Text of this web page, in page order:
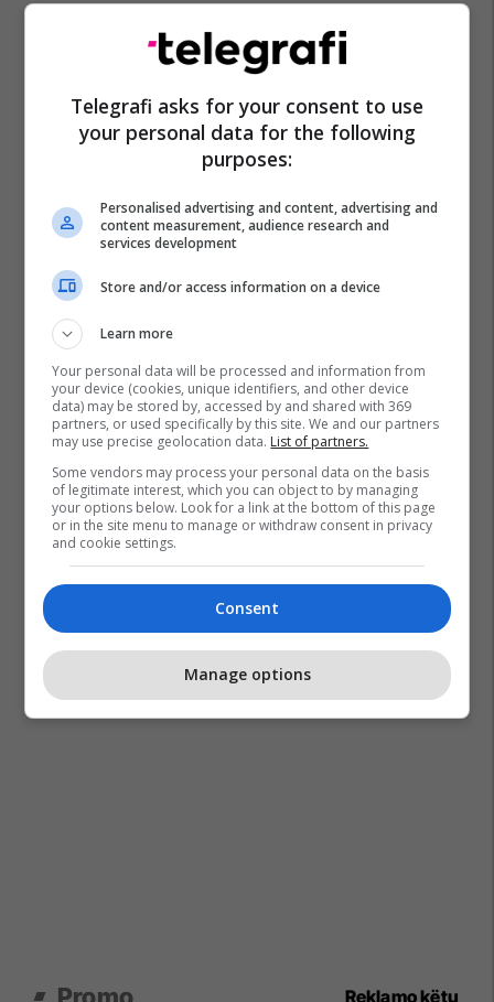
Quique Setien La Liga
Reklamo këtu
Telegrafi asks for your consent to use
your personal data for the following
purposes:
Personalised advertising and content, advertising and
content measurement, audience research and
services development
Store and/or access information on a device
Learn more
Your personal data will be processed and information from
your device (cookies, unique identifiers, and other device
data) may be stored by, accessed by and shared with 369
partners, or used specifically by this site. We and our partners
may use precise geolocation data. List of partners.
Some vendors may process your personal data on the basis
of legitimate interest, which you can object to by managing
your options below. Look for a link at the bottom of this page
or in the site menu to manage or withdraw consent in privacy
and cookie settings.
Consent
Manage options